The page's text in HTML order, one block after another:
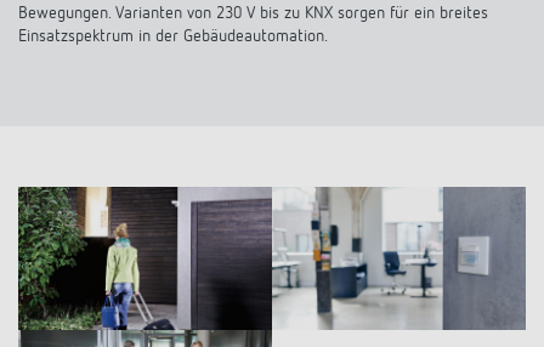
Bewegungen. Varianten von 230 V bis zu KNX sorgen für ein breites
Einsatzspektrum in der Gebäudeautomation.